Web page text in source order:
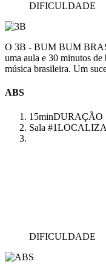
DIFICULDADE
O 3B - BUM BUM
uma aula e 30 minutos
música brasileira. Um
ABS
15minDURAÇÃO
Sala #1
DIFICULDADE